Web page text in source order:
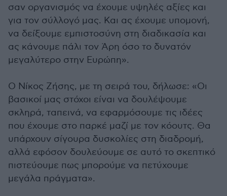
σαν οργανισμός να έχουμε υψηλές αξίες και
για τον σύλλογό μας. Και ας έχουμε υπομονή,
να δείξουμε εμπιστοσύνη στη διαδικασία και
ας κάνουμε πάλι τον Άρη όσο το δυνατόν
μεγαλύτερο στην Ευρώπη».
Ο Νίκος Ζήσης, με τη σειρά του, δήλωσε: «Οι
βασικοί μας στόχοι είναι να δουλέψουμε
σκληρά, ταπεινά, να εφαρμόσουμε τις ιδέες
που έχουμε στο παρκέ μαζί με τον κόουτς. Θα
υπάρχουν σίγουρα δυσκολίες στη διαδρομή,
αλλά εφόσον δουλεύουμε σε αυτό το σκεπτικό
πιστεύουμε πως μπορούμε να πετύχουμε
μεγάλα πράγματα».